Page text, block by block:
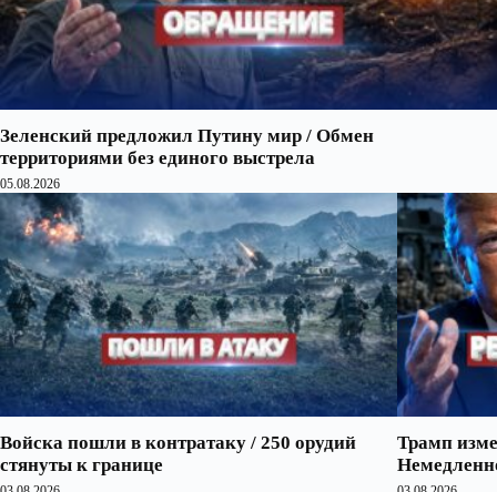
Зеленский предложил Путину мир / Обмен
территориями без единого выстрела
05.08.2026
Войска пошли в контратаку / 250 орудий
стянуты к границе
Трамп